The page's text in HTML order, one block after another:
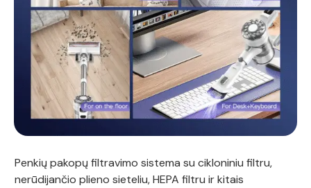
Penkių pakopų filtravimo sistema su cikloniniu filtru,
nerūdijančio plieno sieteliu, HEPA filtru ir kitais